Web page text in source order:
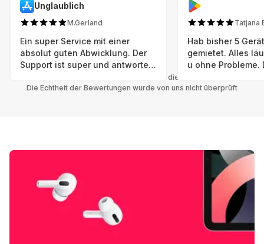
Unglaublich
M.Gerland
Ein super Service mit einer
absolut guten Abwicklung. Der
Support ist super und antworte
Tatjana
Hab bisher 5
gemietet. Alles
u ohne Probleme.
einwandfreien
Nachhaltig u wer
mal wieder ein
hat (Xbox,
Smartphone etc),
Grover nur
Möglichkeit
besteht nach
Alle Bewertungen beziehen sich auf die Grover App.
Die Echtheit der Bewertungen wurde von uns nicht überprüft